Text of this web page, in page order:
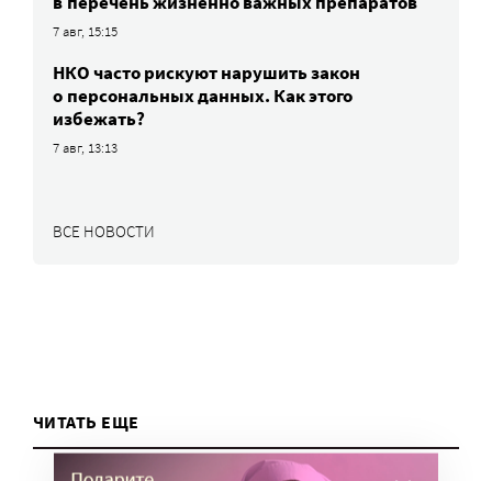
7 авг, 15:15
НКО часто рискуют нарушить закон
о персональных данных. Как этого
избежать?
7 авг, 13:13
ВСЕ НОВОСТИ
ЧИТАТЬ ЕЩЕ